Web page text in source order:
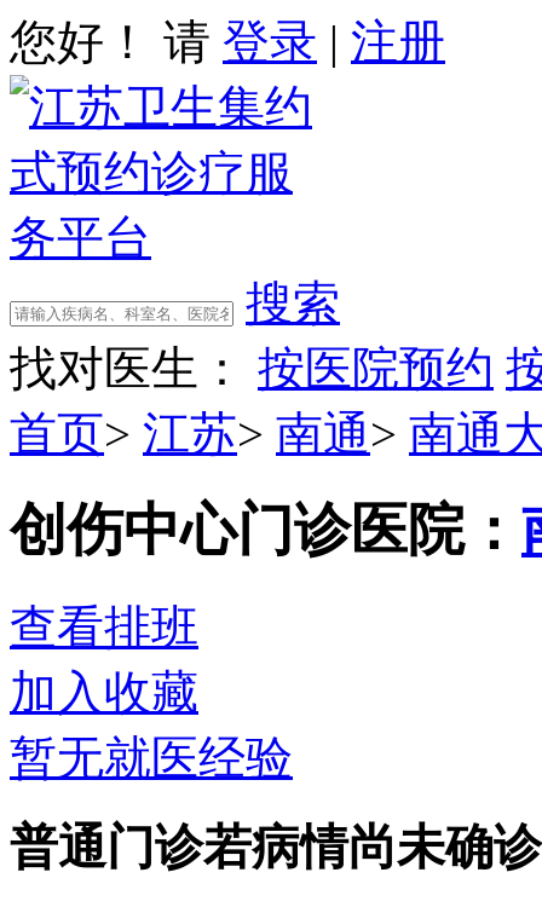
您好！ 请 登录 | 注册
搜索
找对医生：
按医院预约
首页> 江苏> 南通> 南通
创伤中心门诊医院：
查看排班
加入收藏
暂无就医经验
普通门诊若病情尚未确